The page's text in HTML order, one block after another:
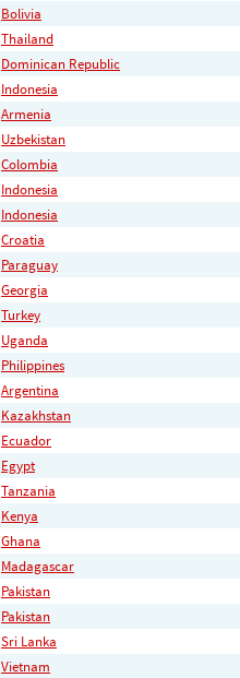
Bolivia
Thailand
Dominican Republic
Indonesia
Armenia
Uzbekistan
Colombia
Indonesia
Indonesia
Croatia
Paraguay
Georgia
Turkey
Uganda
Philippines
Argentina
Kazakhstan
Ecuador
Egypt
Tanzania
Kenya
Ghana
Madagascar
Pakistan
Pakistan
Sri Lanka
Vietnam